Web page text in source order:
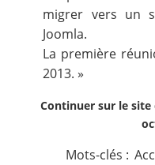
migrer vers un
Joomla.
La première
2013. »
Continuer sur le site
Mots-clés :